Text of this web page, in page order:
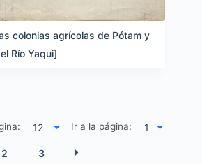
colonias agrícolas de Pótam y
Río Yaqui]
Ir a la página:
2 3